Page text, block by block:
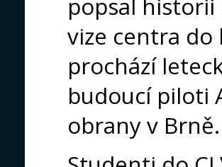
popsal
vize centra do
prochází
budoucí piloti
obrany v Brně.